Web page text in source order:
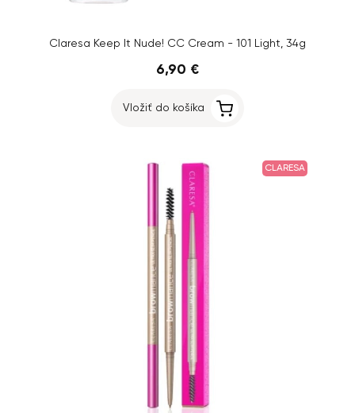
Claresa Keep It Nude! CC Cream - 101 Light, 34g
6,90 €
Vložiť do košíka
CLARESA